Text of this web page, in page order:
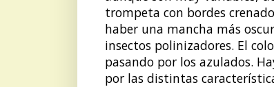
trompeta con bordes
haber una mancha más
insectos polinizadores. El
pasando por los azulados.
por las distintas